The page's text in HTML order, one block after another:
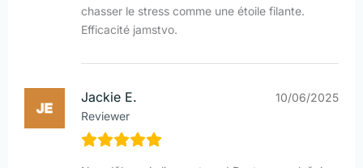
chasser le stress comme une étoile filante.
Efficacité jamstvo.
Jackie E.
Reviewer
10/06/2025